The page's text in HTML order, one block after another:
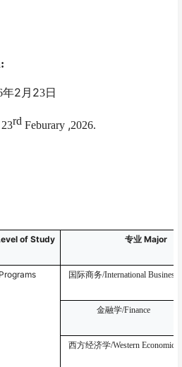
年2 月 23日
23rd Feburary ,2026.
of Study 专业 Major
国际商务/International Business
金融学/Finance
西方经济学/Western Economics